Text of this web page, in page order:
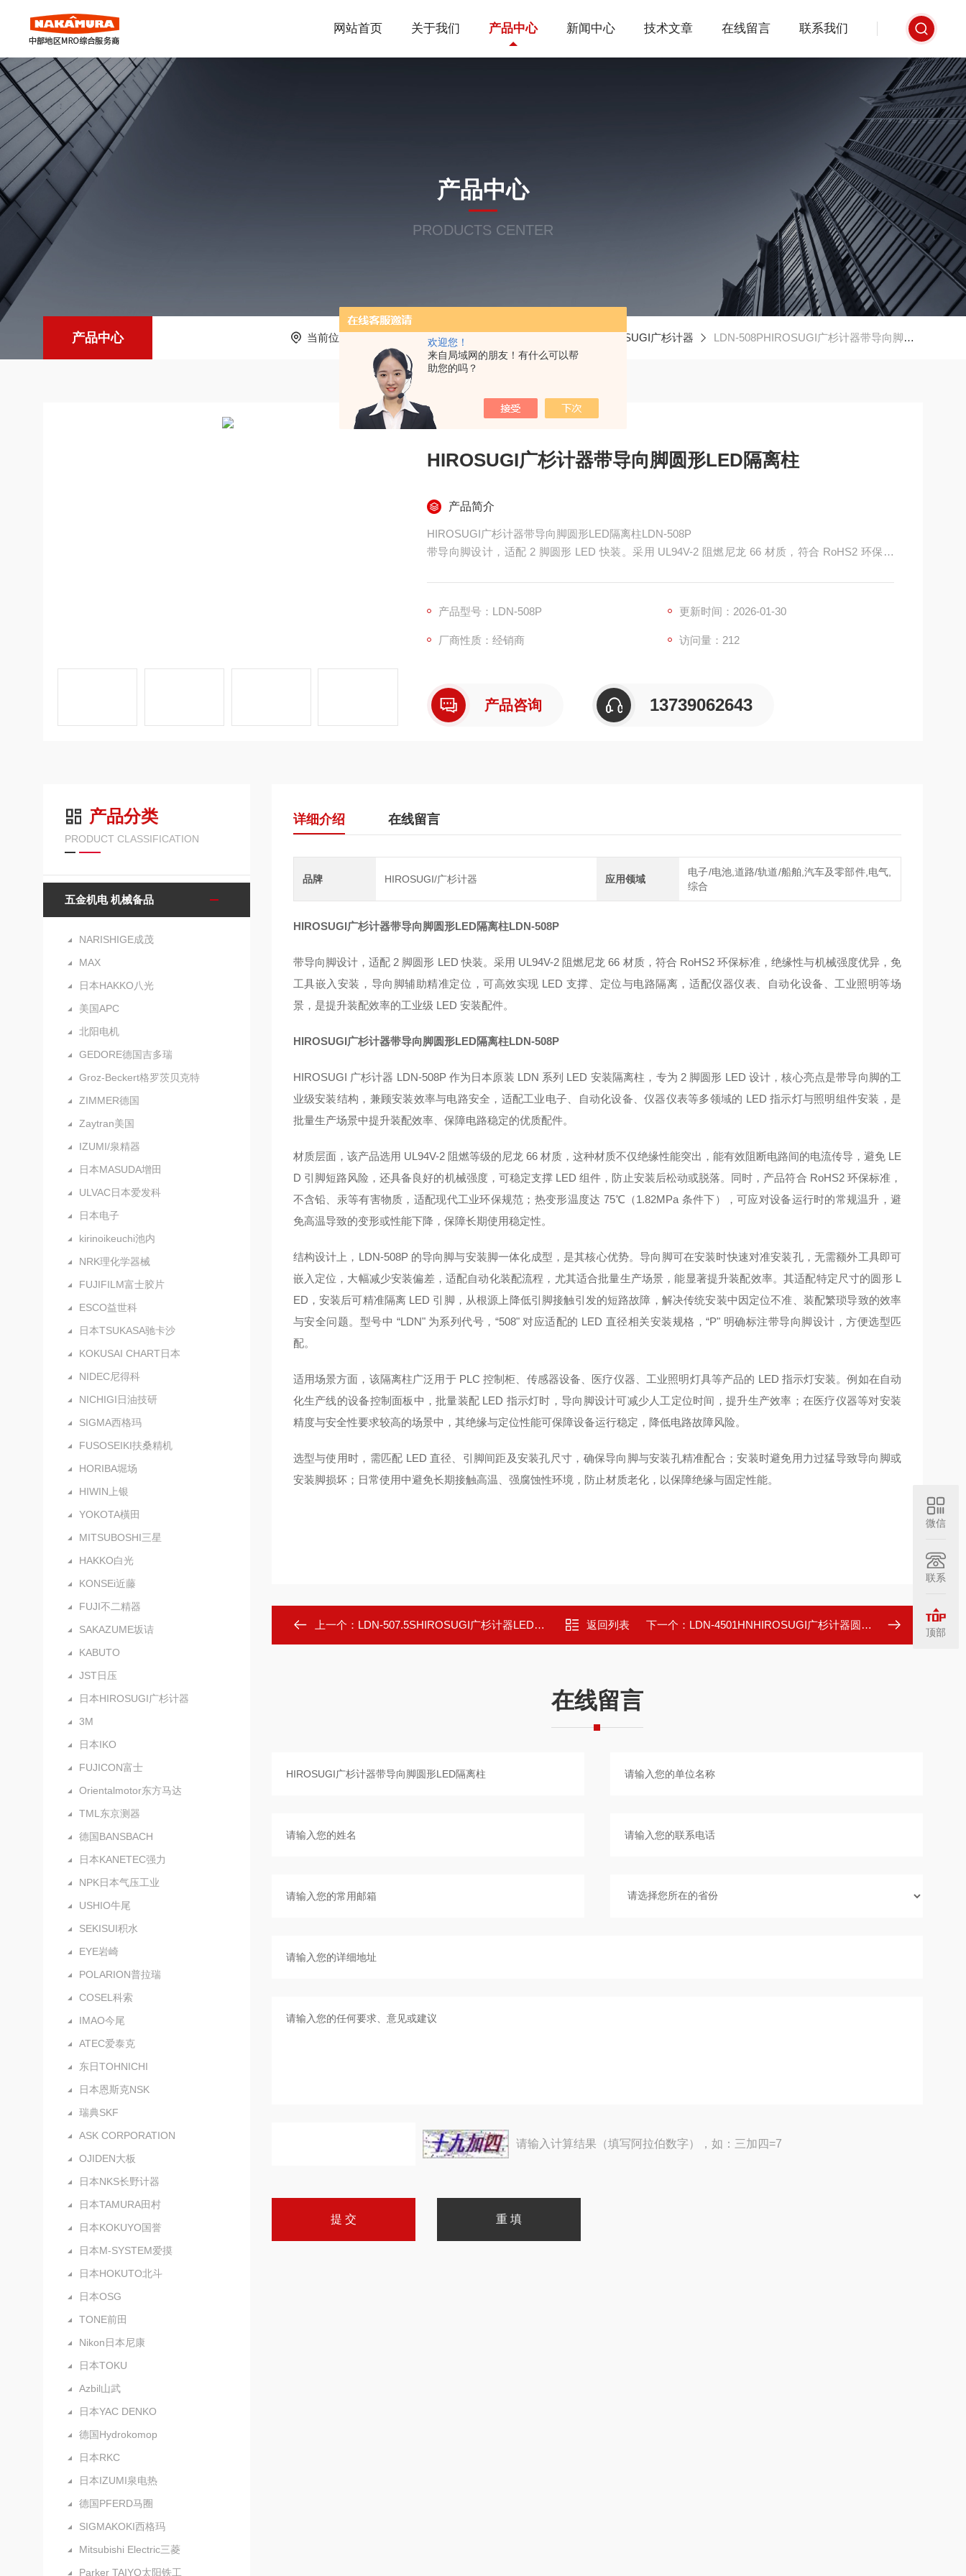
欢迎您！
来自局域网的朋友！有什么可以帮
助您的吗？
网站首页 关于我们 产品中心 新闻中心 技术文章 在线留言 联系我们
产品中心
PRODUCTS CENTER
产品中心 当前位置： 产品中心 日本HIROSUGI广杉计器 LDN-508PHIROSUGI广杉计器带导向脚圆形LED隔离柱
HIROSUGI广杉计器带导向脚圆形LED隔离柱
产品简介
HIROSUGI广杉计器带导向脚圆形LED隔离柱LDN-508P
带导向脚设计，适配 2 脚圆形 LED 快装。采用 UL94V-2 阻燃尼龙 66 材质，符合 RoHS2 环保标
装配件。
产品型号：LDN-508P 更新时间：2026-01-30
厂商性质：经销商 访问量：212
产品咨询 13739062643
产品分类
PRODUCT CLASSIFICATION
五金机电 机械备品
NARISHIGE成茂
MAX
日本HAKKO八光
美国APC
北阳电机
GEDORE德国吉多瑞
Groz-Beckert格罗茨贝克特
ZIMMER德国
Zaytran美国
IZUMI/泉精器
日本MASUDA增田
ULVAC日本爱发科
日本电子
kirinoikeuchi池内
NRK理化学器械
FUJIFILM富士胶片
ESCO益世科
日本TSUKASA驰卡沙
KOKUSAI CHART日本
NIDEC尼得科
NICHIGI日油技研
SIGMA西格玛
FUSOSEIKI扶桑精机
HORIBA堀场
HIWIN上银
YOKOTA橫田
MITSUBOSHI三星
HAKKO白光
KONSEi近藤
FUJI不二精器
SAKAZUME坂诘
KABUTO
JST日压
日本HIROSUGI广杉计器
3M
日本IKO
FUJICON富士
Orientalmotor东方马达
TML东京测器
德国BANSBACH
日本KANETEC强力
NPK日本气压工业
USHIO牛尾
SEKISUI积水
EYE岩崎
POLARION普拉瑞
COSEL科索
IMAO今尾
ATEC爱泰克
东日TOHNICHI
日本恩斯克NSK
瑞典SKF
ASK CORPORATION
OJIDEN大板
日本NKS长野计器
日本TAMURA田村
日本KOKUYO国誉
日本M-SYSTEM爱摸
日本HOKUTO北斗
日本OSG
TONE前田
Nikon日本尼康
日本TOKU
Azbil山武
日本YAC DENKO
德国Hydrokomop
日本RKC
日本IZUMI泉电热
德国PFERD马圈
SIGMAKOKI西格玛
Mitsubishi Electric三菱
Parker TAIYO太阳铁工
详细介绍 在线留言
品牌 HIROSUGI/广杉计器 应用领域
电子/电池,道路/轨道/船舶,汽车及零部件,电气,
综合
HIROSUGI广杉计器带导向脚圆形LED隔离柱LDN-508P
带导向脚设计，适配 2 脚圆形 LED 快装。采用 UL94V-2 阻燃尼龙 66 材质，符合 RoHS2 环保标准，绝缘性与机械强度优异，免
工具嵌入安装，导向脚辅助精准定位，可高效实现 LED 支撑、定位与电路隔离，适配仪器仪表、自动化设备、工业照明等场
景，是提升装配效率的工业级 LED 安装配件。
HIROSUGI广杉计器带导向脚圆形LED隔离柱LDN-508P
HIROSUGI 广杉计器 LDN-508P 作为日本原装 LDN 系列 LED 安装隔离柱，专为 2 脚圆形 LED 设计，核心亮点是带导向脚的工
业级安装结构，兼顾安装效率与电路安全，适配工业电子、自动化设备、仪器仪表等多领域的 LED 指示灯与照明组件安装，是
批量生产场景中提升装配效率、保障电路稳定的优质配件。
材质层面，该产品选用 UL94V-2 阻燃等级的尼龙 66 材质，这种材质不仅绝缘性能突出，能有效阻断电路间的电流传导，避免 LE
D 引脚短路风险，还具备良好的机械强度，可稳定支撑 LED 组件，防止安装后松动或脱落。同时，产品符合 RoHS2 环保标准，
不含铅、汞等有害物质，适配现代工业环保规范；热变形温度达 75℃（1.82MPa 条件下），可应对设备运行时的常规温升，避
免高温导致的变形或性能下降，保障长期使用稳定性。
结构设计上，LDN-508P 的导向脚与安装脚一体化成型，是其核心优势。导向脚可在安装时快速对准安装孔，无需额外工具即可
嵌入定位，大幅减少安装偏差，适配自动化装配流程，尤其适合批量生产场景，能显著提升装配效率。其适配特定尺寸的圆形 L
ED，安装后可精准隔离 LED 引脚，从根源上降低引脚接触引发的短路故障，解决传统安装中因定位不准、装配繁琐导致的效率
与安全问题。型号中 “LDN" 为系列代号，“508" 对应适配的 LED 直径相关安装规格，“P" 明确标注带导向脚设计，方便选型匹
配。
适用场景方面，该隔离柱广泛用于 PLC 控制柜、传感器设备、医疗仪器、工业照明灯具等产品的 LED 指示灯安装。例如在自动
化生产线的设备控制面板中，批量装配 LED 指示灯时，导向脚设计可减少人工定位时间，提升生产效率；在医疗仪器等对安装
精度与安全性要求较高的场景中，其绝缘与定位性能可保障设备运行稳定，降低电路故障风险。
选型与使用时，需匹配 LED 直径、引脚间距及安装孔尺寸，确保导向脚与安装孔精准配合；安装时避免用力过猛导致导向脚或
安装脚损坏；日常使用中避免长期接触高温、强腐蚀性环境，防止材质老化，以保障绝缘与固定性能。
上一个： LDN-507.5SHIROSUGI广杉计器LED圆形安装用尼龙隔离柱 返回列表 下一个： LDN-4501HNHIROSUGI广杉计器圆形LED安装用绝缘隔离柱
在线留言
请输入计算结果（填写阿拉伯数字），如：三加四=7
微信
联系
顶部